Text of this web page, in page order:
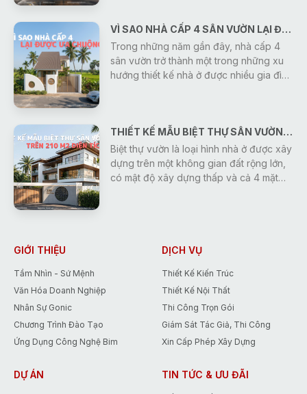
kiến trúc và định hướng sinh hoạt khác
nhau, các kiến trúc sư Gonic có thể tạo
ra hàng chục, thậm chí hàng trăm
phương án thiết kế độc đáo.
VÌ SAO NHÀ CẤP 4 SÂN VƯỜN LẠI ĐƯỢC ƯA CHUỘNG NHIỀU HIỆN NAY?
Trong những năm gần đây, nhà cấp 4
sân vườn trở thành một trong những xu
hướng thiết kế nhà ở được nhiều gia đình
đến cảm giác thoáng đãng, trong lành,
kiểu nhà này còn tạo nên môi trường
sống yên tĩnh, giúp các thành viên có
thể thư giãn và tận hưởng cuộc sống sau
THIẾT KẾ MẪU BIỆT THỰ SÂN VƯỜN TRÊN 210 M2 DIỆN TÍCH SÀN
Biệt thự vườn là loại hình nhà ở được xây
dựng trên một không gian đất rộng lớn,
có mật độ xây dựng thấp và cả 4 mặt
quanh bao gồm cây xanh, tiểu cảnh,
thiết kế hợp lý, cảnh quan sân vườn
không chỉ tăng giá trị thẩm mỹ mà còn
cải thiện chất lượng
GIỚI THIỆU
Tầm Nhìn - Sứ Mệnh
Văn Hóa Doanh Nghiệp
Nhân Sự Gonic
Chương Trình Đào Tạo
Ứng Dụng Công Nghệ Bim
DỊCH VỤ
Thiết Kế Kiến Trúc
Thiết Kế Nội Thất
Thi Công Trọn Gói
Giám Sát Tác Giả, Thi Công
Xin Cấp Phép Xây Dựng
DỰ ÁN TIN TỨC & ƯU ĐÃI